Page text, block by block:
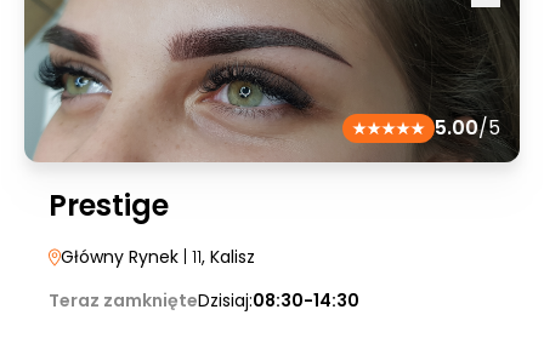
5.00/5
Prestige
Główny Rynek | 11, Kalisz
Teraz zamknięteDzisiaj:08:30-14:30